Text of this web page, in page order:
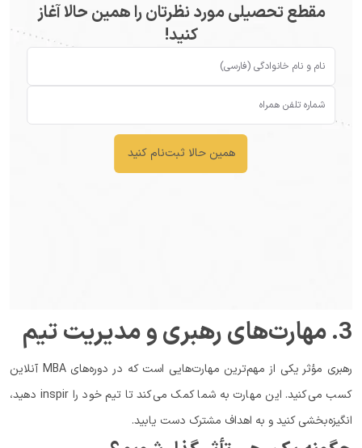
مقطع تحصیلی مورد نظرتان را همین حالا آغاز
کنید!
همین حالا ثبت‌نام کنید
3. مهارت‌های رهبری و مدیریت تیم
رهبری مؤثر یکی از مهم‌ترین مهارت‌هایی است که در دوره‌های MBA آنلاین
کسب می‌کنید. این مهارت به شما کمک می‌کند تا تیم خود را inspir دهید،
انگیزه‌بخشی کنید و به اهداف مشترک دست یابید.